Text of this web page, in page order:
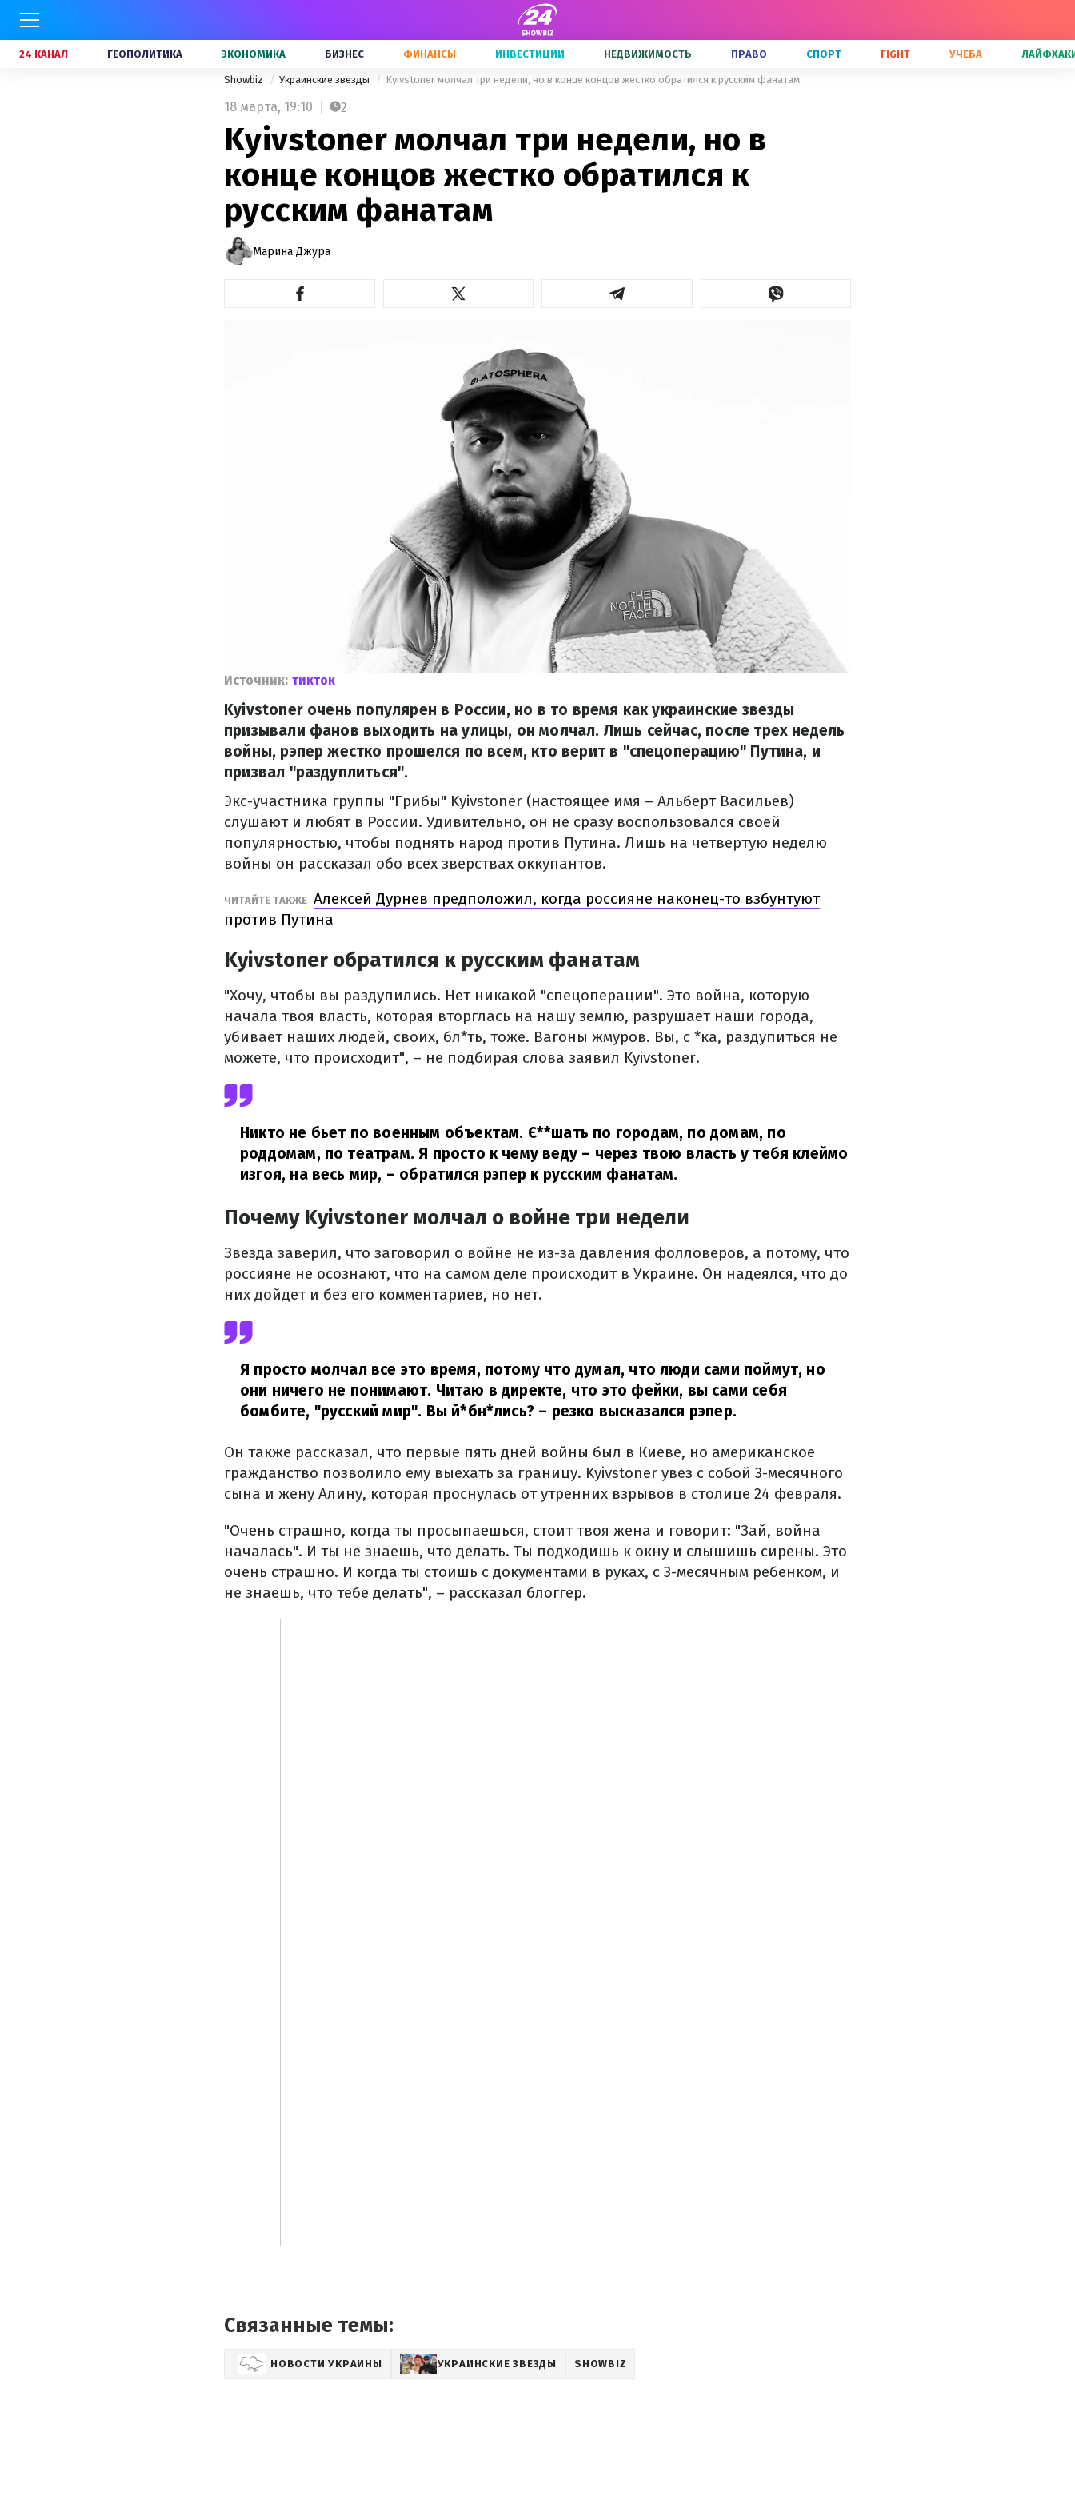
24 КАНАЛ ГЕОПОЛИТИКА ЭКОНОМИКА БИЗНЕС ФИНАНСЫ ИНВЕСТИЦИИ НЕДВИЖИМОСТЬ ПРАВО СПОРТ FIGHT УЧЕБА
Showbiz Украинские звезды Kyivstoner молчал три недели, но в конце концов жестко обратился к русским фанатам
18 марта, 19:10 2
Kyivstoner молчал три недели, но в
конце концов жестко обратился к
русским фанатам
Марина Джура
Источник: тикток
Kyivstoner очень популярен в России, но в то время как украинские звезды
призывали фанов выходить на улицы, он молчал. Лишь сейчас, после трех недель
войны, рэпер жестко прошелся по всем, кто верит в "спецоперацию" Путина, и
призвал "раздуплиться".
Экс-участника группы "Грибы" Kyivstoner (настоящее имя – Альберт Васильев)
слушают и любят в России. Удивительно, он не сразу воспользовался своей
популярностью, чтобы поднять народ против Путина. Лишь на четвертую неделю
войны он рассказал обо всех зверствах оккупантов.
ЧИТАЙТЕ ТАКЖЕ Алексей Дурнев предположил, когда россияне наконец-то взбунтуют
против Путина
Kyivstoner обратился к русским фанатам
"Хочу, чтобы вы раздупились. Нет никакой "спецоперации". Это война, которую
начала твоя власть, которая вторглась на нашу землю, разрушает наши города,
убивает наших людей, своих, бл*ть, тоже. Вагоны жмуров. Вы, с *ка, раздупиться не
можете, что происходит", – не подбирая слова заявил Kyivstoner.
Никто не бьет по военным объектам. Є**шать по городам, по домам, по
роддомам, по театрам.Я просто к чему веду – через твою власть у тебя клеймо
изгоя, на весь мир, – обратился рэпер к русским фанатам.
Почему Kyivstoner молчал о войне три недели
Звезда заверил, что заговорил о войне не из-за давления фолловеров, а потому, что
россияне не осознают, что на самом деле происходит в Украине. Он надеялся, что до
них дойдет и без его комментариев, но нет.
Я просто молчал все это время, потому что думал, что люди сами поймут, но
они ничего не понимают. Читаю в директе, что это фейки, вы сами себя
бомбите, "русский мир". Вы й*бн*лись? – резко высказался рэпер.
Он также рассказал, что первые пять дней войны был в Киеве, но американское
гражданство позволило ему выехать за границу. Kyivstoner увез с собой 3-месячного
сына и жену Алину, которая проснулась от утренних взрывов в столице 24 февраля.
"Очень страшно, когда ты просыпаешься, стоит твоя жена и говорит: "Зай, война
началась". И ты не знаешь, что делать. Ты подходишь к окну и слышишь сирены. Это
очень страшно. И когда ты стоишь с документами в руках, с 3-месячным ребенком, и
не знаешь, что тебе делать", – рассказал блоггер.
Связанные темы:
НОВОСТИ УКРАИНЫ УКРАИНСКИЕ ЗВЕЗДЫ SHOWBIZ